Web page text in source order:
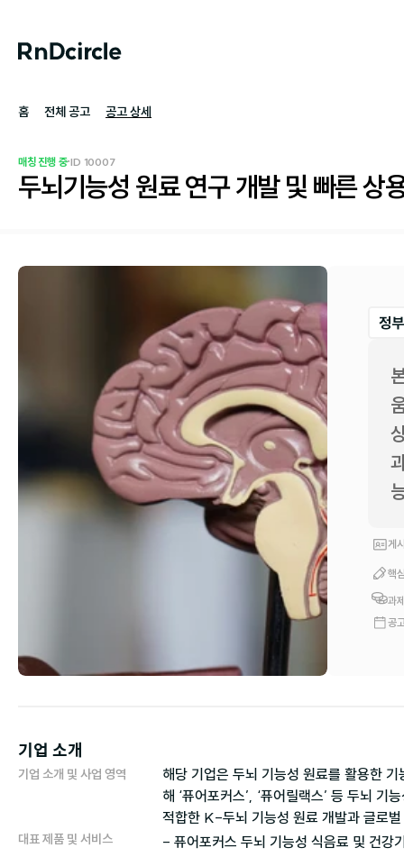
매칭 진행 중·ID 10007
두뇌기능성 원료 연구 개발 및 빠른 상
정
게
핵
과
공
기업 소개
기업 소개 및 사업 영역
해당 기업은 두뇌 기능성 원료를 활용한
해 ‘퓨어포커스’, ‘퓨어릴랙스’ 등 두뇌
적합한 K-두뇌 기능성 원료 개발과 글로
대표 제품 및 서비스
- 퓨어포커스 두뇌 기능성 식음료 및 건강
홈 전체 공고 공고 상세